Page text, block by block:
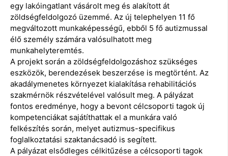
egy lakóingatlant vásárolt meg és alakított át
zöldségfeldolgozó üzemmé. Az új telephelyen 11 fő
megváltozott munkaképességű, ebből 5 fő autizmussal
élő személy számára valósulhatott meg
munkahelyteremtés.
A projekt során a zöldségfeldolgozáshoz szükséges
eszközök, berendezések beszerzése is megtörtént. Az
akadálymenetes környezet kialakítása rehabilitációs
szakmérnök részvételével valósult meg. A pályázat
fontos eredménye, hogy a bevont célcsoporti tagok új
kompetenciákat sajátíthattak el a munkára való
felkészítés során, melyet autizmus-specifikus
foglalkoztatási szaktanácsadó is segített.
A pályázat elsődleges célkitűzése a célcsoporti tagok